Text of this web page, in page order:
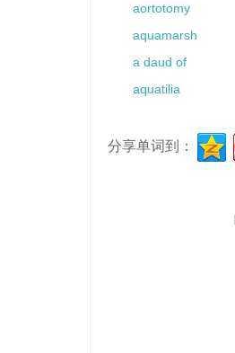
aortotomy
aquamarsh
a daud of
aquatilia
分享单词到：